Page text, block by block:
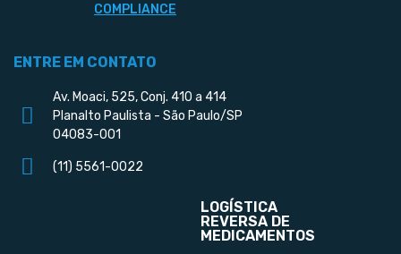
COMPLIANCE
ENTRE EM CONTATO
Av. Moaci, 525, Conj. 410 a 414
Planalto Paulista - São Paulo/SP
04083-001
(11) 5561-0022
LOGÍSTICA
REVERSA DE
MEDICAMENTOS